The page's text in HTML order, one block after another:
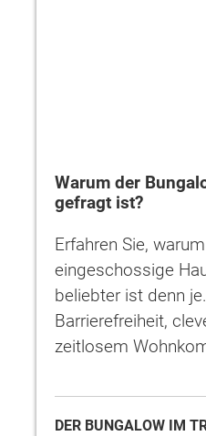
Warum der
gefragt ist?
Erfahren Sie,
eingeschossige
beliebter ist denn
Barrierefreiheit,
zeitlosem
DER BUNGALOW IM